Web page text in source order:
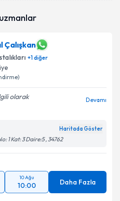
Çalışkan
+1diğer
olarak
Devamı
Haritada Göster
1 Kat: 3 Daire:5 , 34762
10 Ağu
10:00 Daha Fazla